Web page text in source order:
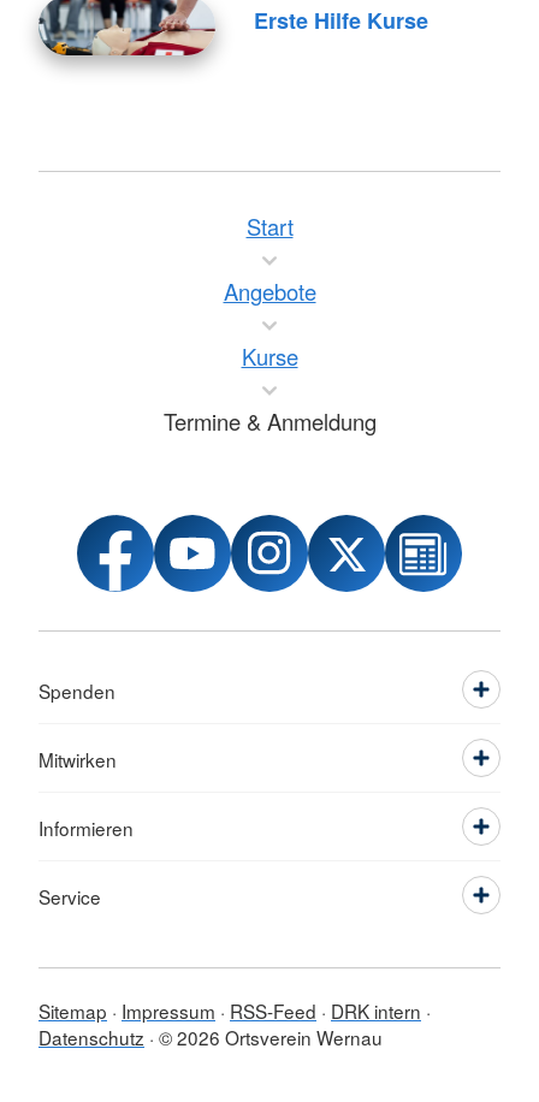
Erste Hilfe Kurse
Start
Angebote
Kurse
Termine & Anmeldung
Spenden
Mitwirken
Informieren
Service
Sitemap Impressum RSS-Feed
DRK intern
Datenschutz © 2026 Ortsverein Wernau